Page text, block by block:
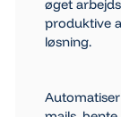
øget
produktive
løsning.